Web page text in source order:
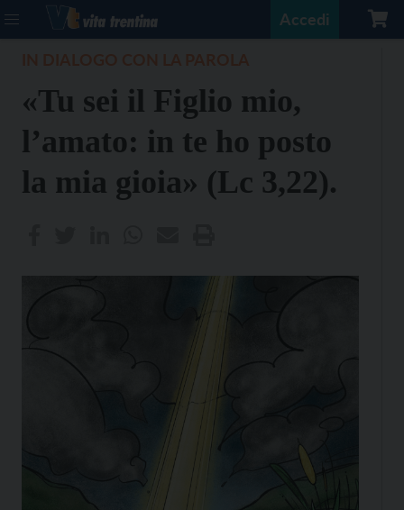
Accedi
«Tu sei il Figlio mio,
l’amato: in te ho posto
la mia gioia» (Lc 3,22).